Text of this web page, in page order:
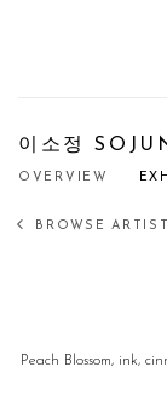
이소정
OVERVIEW
BROWSE
Peach Blossom, ink,